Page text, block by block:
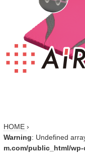
HOME ›
Warning: Undefined
m.com/public_html/